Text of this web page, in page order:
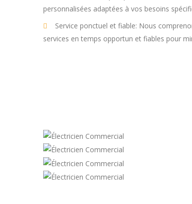
personnalisées adaptées à vos besoins
Service ponctuel et fiable: Nous
services en temps opportun et fiables pour